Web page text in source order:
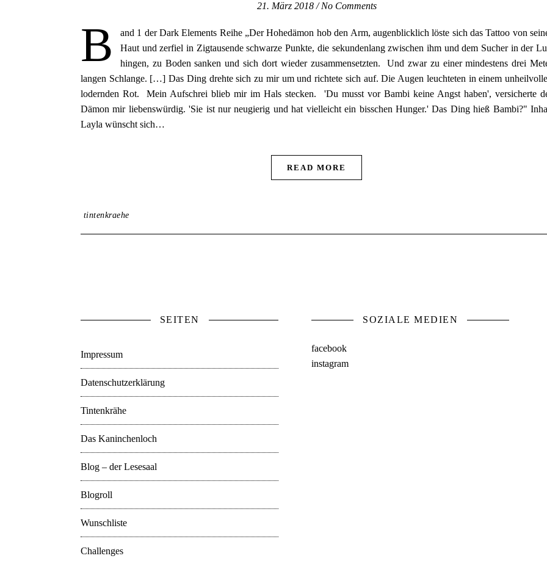
21. März 2018 / No Comments
B
and 1 der Dark Elements Reihe „Der Hohedämon hob den Arm, augenblicklich löste sich das Tattoo von
Haut und zerfiel in Zigtausende schwarze Punkte, die sekundenlang zwischen ihm und dem Sucher in der
hingen, zu Boden sanken und sich dort wieder zusammensetzten. Und zwar zu einer mindestens drei
langen Schlange. […] Das Ding drehte sich zu mir um und richtete sich auf. Die Augen leuchteten in einem
lodernden Rot. Mein Aufschrei blieb mir im Hals stecken. 'Du musst vor Bambi keine Angst haben', versicherte
Dämon mir liebenswürdig. 'Sie ist nur neugierig und hat vielleicht ein bisschen Hunger.' Das Ding hieß Bambi?"
Layla wünscht sich…
READ MORE
tintenkraehe
SEITEN
Impressum
Datenschutzerklärung
Tintenkrähe
Das Kaninchenloch
Blog – der Lesesaal
Blogroll
Wunschliste
Challenges
SOZIALE MEDIEN
facebook
instagram